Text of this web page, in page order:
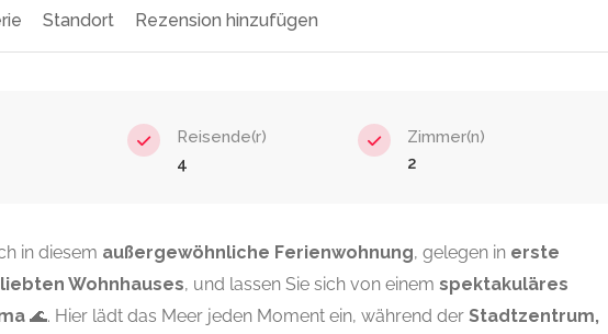
Standort Rezension hinzufügen
Reisende(r)
4
Zimmer(n)
2
in diesem außergewöhnliche Ferienwohnung, gelegen in erste
Wohnhauses, und lassen Sie sich von einem spektakuläres
🌊. Hier lädt das Meer jeden Moment ein, während der Stadtzentrum,